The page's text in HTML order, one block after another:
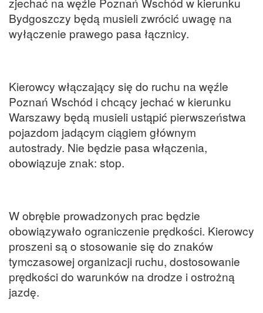
Bydgoszczy będą musieli zwrócić uwagę na
wyłączenie prawego pasa łącznicy.
Kierowcy włączający się do ruchu na węźle
Poznań Wschód i chcący jechać w kierunku
Warszawy będą musieli ustąpić pierwszeństwa
pojazdom jadącym ciągiem głównym
autostrady. Nie będzie pasa włączenia,
obowiązuje znak: stop.
W obrębie prowadzonych prac będzie
obowiązywało ograniczenie prędkości. Kierowcy
proszeni są o stosowanie się do znaków
tymczasowej organizacji ruchu, dostosowanie
prędkości do warunków na drodze i ostrożną
jazdę.